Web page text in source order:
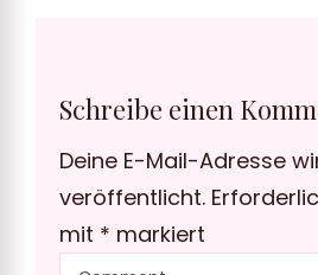
Schreibe einen
Deine E-Mail-Adresse
veröffentlicht.
mit * markiert